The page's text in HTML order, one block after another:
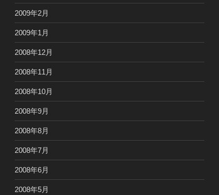
2009年2月
2009年1月
2008年12月
2008年11月
2008年10月
2008年9月
2008年8月
2008年7月
2008年6月
2008年5月